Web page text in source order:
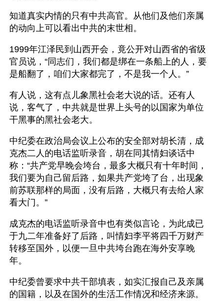
知道真实内情的只有中共高官。从他们及他们亲属
的动向上可以看出中共的末世相。
1999年江泽民到山西开会，竟公开对山西省的省级
官员说，“同志们，我们都是绑在一条船上的人，要
是船翻了，咱们大家都完了，不是我一个人。”
有人说，这有点儿象黑社会老大说的话。还有人
说，客气了，中共就是世界上头号的以国家为单位
干黑事的黑社会老大。
中纪委在政治局会议上公布的安全部对胡长清，成
克杰二人的电话监听录音，胡在同其情妇谈话中
称：“共产党早晚会垮台，最多大概只有十年时间，
我们要为自己留后路，如果共产党垮了台，出现象
前苏联那样的局面，没有后路，大概只有去给人家
看大门。”
成克杰的电话监听录音中也有类似言论，为此成已
于九二年准备好了后路，叫情妇李平将四千万财产
转移至国外，以便一旦中共垮台跑在海外安享晚
年。
中纪委曾要求中共干部填表，如实汇报自己及亲属
的国籍，以及在国外的生活工作情况和经济来源。